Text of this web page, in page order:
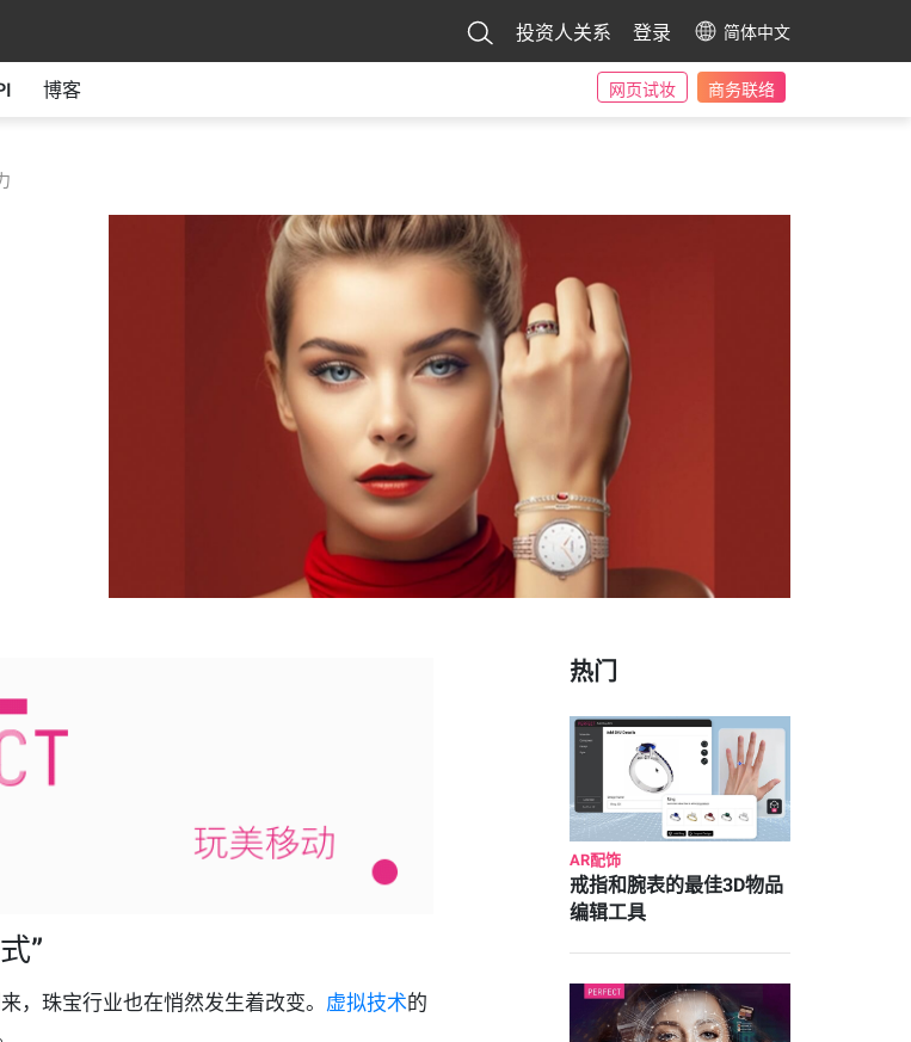
投资人关系 登录 简体中文
博客 网页试妆 商务联络
”
，珠宝行业也在悄然发生着改变。 虚拟技术的
热门
AR配饰
戒指和腕表的最佳3D物品
编辑工具